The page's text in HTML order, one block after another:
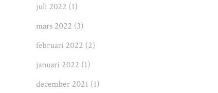
juli 2022 (1)
mars 2022 (3)
februari 2022 (2)
januari 2022 (1)
december 2021 (1)